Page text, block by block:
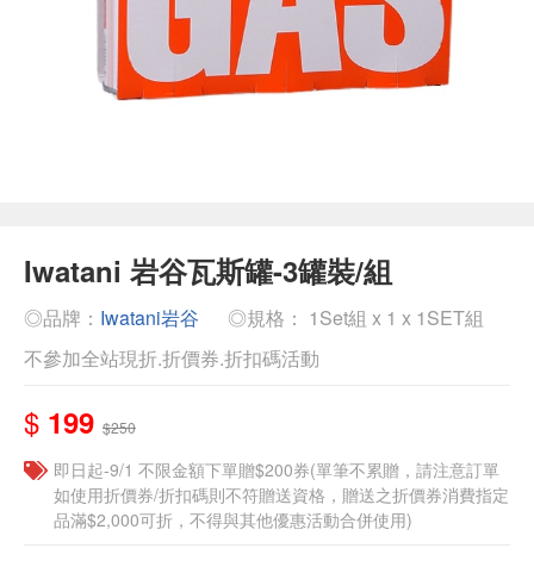
Iwatani 岩谷瓦斯罐-3罐裝/組
◎品牌： Iwatani岩谷
◎規格： 1Set組 x 1 x 1SET組
不參加全站現折.折價券.折扣碼活動
$ 199 $250
即日起-9/1 不限金額下單贈$200券(單筆不累贈，請注意訂單
如使用折價券/折扣碼則不符贈送資格，贈送之折價券消費指定
品滿$2,000可折，不得與其他優惠活動合併使用)